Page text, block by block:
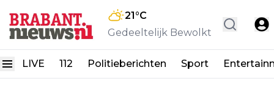
21 °C
Gedeeltelijk Bewolkt
LIVE 112 Politieberichten Sport